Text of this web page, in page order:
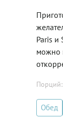
Paris и
можно
Порций:
Обед